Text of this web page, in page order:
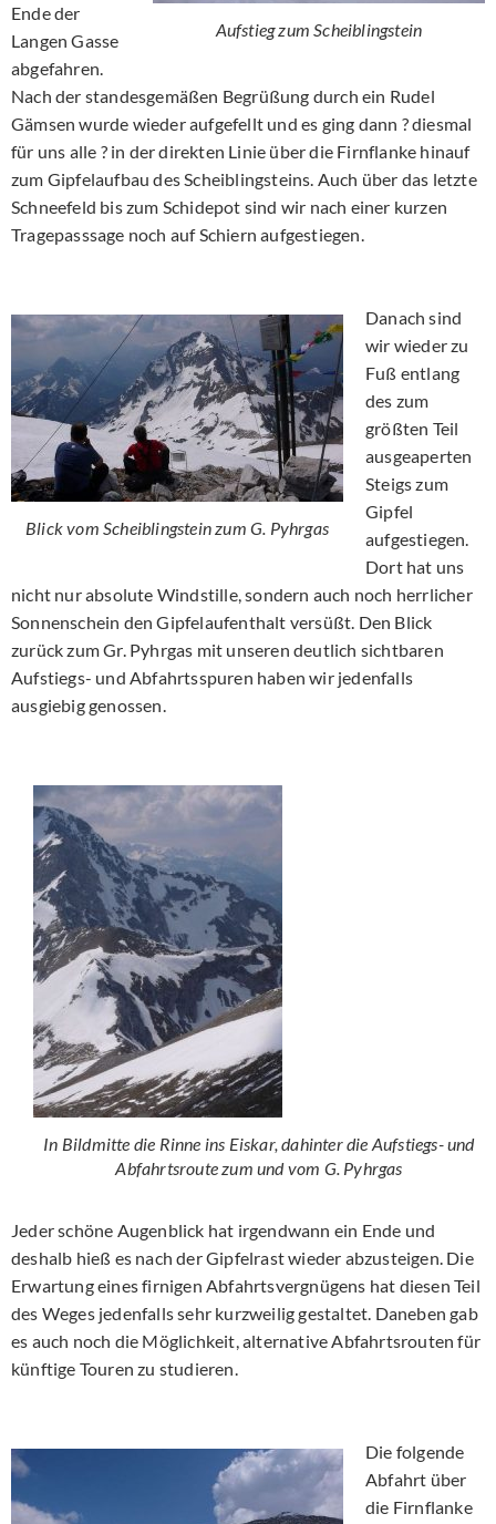
Aufstieg zum Scheiblingstein
Ende der
Langen Gasse
abgefahren.
Nach der standesgemäßen Begrüßung durch ein Rudel
Gämsen wurde wieder aufgefellt und es ging dann ? diesmal
für uns alle ? in der direkten Linie über die Firnflanke hinauf
zum Gipfelaufbau des Scheiblingsteins. Auch über das letzte
Schneefeld bis zum Schidepot sind wir nach einer kurzen
Tragepasssage noch auf Schiern aufgestiegen.
Blick vom Scheiblingstein zum G. Pyhrgas
Danach sind
wir wieder zu
Fuß entlang
des zum
größten Teil
ausgeaperten
Steigs zum
Gipfel
aufgestiegen.
Dort hat uns
nicht nur absolute Windstille, sondern auch noch herrlicher
Sonnenschein den Gipfelaufenthalt versüßt. Den Blick
zurück zum Gr. Pyhrgas mit unseren deutlich sichtbaren
Aufstiegs- und Abfahrtsspuren haben wir jedenfalls
ausgiebig genossen.
In Bildmitte die Rinne ins Eiskar, dahinter die Aufstiegs- und
Abfahrtsroute zum und vom G. Pyhrgas
Jeder schöne Augenblick hat irgendwann ein Ende und
deshalb hieß es nach der Gipfelrast wieder abzusteigen. Die
Erwartung eines firnigen Abfahrtsvergnügens hat diesen Teil
des Weges jedenfalls sehr kurzweilig gestaltet. Daneben gab
es auch noch die Möglichkeit, alternative Abfahrtsrouten für
künftige Touren zu studieren.
Die folgende
Abfahrt über
die Firnflanke